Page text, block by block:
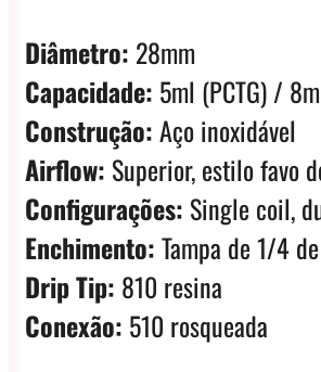
Diâmetro: 28mm
Capacidade: 5ml (PCTG) /
Construção:Aço inoxidável
Airflow: Superior, estilo favo
Configurações: Single coil,
Enchimento:Tampa de 1/4
Drip Tip: 810 resina
Conexão: 510 rosqueada